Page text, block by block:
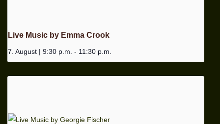
Live Music by Emma Crook
7. August | 9:30 p.m. - 11:30 p.m.